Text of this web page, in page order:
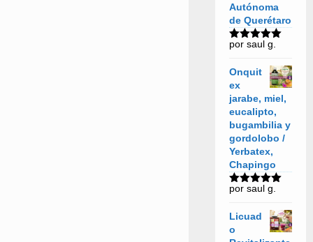
Autónoma
de Querétaro
Valorado
por saul g.
Onquit
ex
jarabe, miel,
eucalipto,
bugambilia y
gordolobo /
Yerbatex,
Chapingo
Valorado
por saul g.
Licuad
o